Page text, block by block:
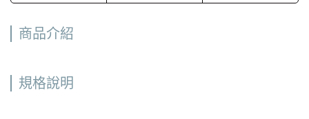
商品介紹
規格說明